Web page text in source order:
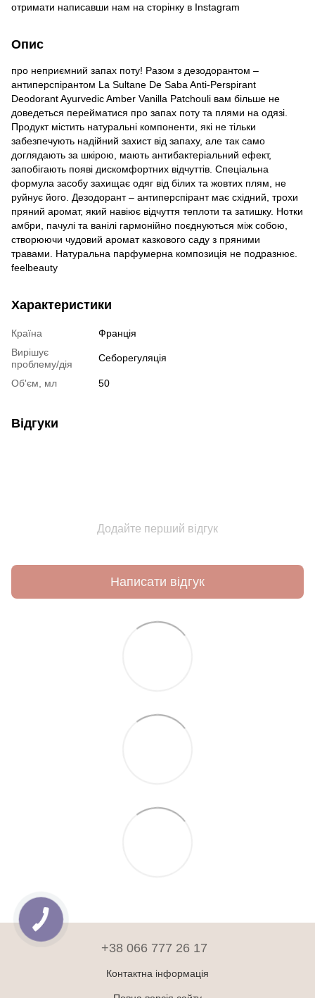
отримати написавши нам на сторінку в Instagram
Опис
про неприємний запах поту! Разом з дезодорантом –
антиперспірантом La Sultane De Saba Anti-Perspirant
Deodorant Ayurvedic Amber Vanilla Patchouli вам більше не
доведеться перейматися про запах поту та плями на одязі.
Продукт містить натуральні компоненти, які не тільки
забезпечують надійний захист від запаху, але так само
доглядають за шкірою, мають антибактеріальний ефект,
запобігають появі дискомфортних відчуттів. Спеціальна
формула засобу захищає одяг від білих та жовтих плям, не
руйнує його. Дезодорант – антиперспірант має східний, трохи
пряний аромат, який навіює відчуття теплоти та затишку. Нотки
амбри, пачулі та ванілі гармонійно поєднуються між собою,
створюючи чудовий аромат казкового саду з пряними
травами. Натуральна парфумерна композиція не подразнює.
feelbeauty
Характеристики
Країна
Франція
Вирішує
проблему/дія
Себорегуляція
Об'єм, мл 50
Відгуки
Додайте перший відгук
Написати відгук
+38 066 777 26 17
Контактна інформація